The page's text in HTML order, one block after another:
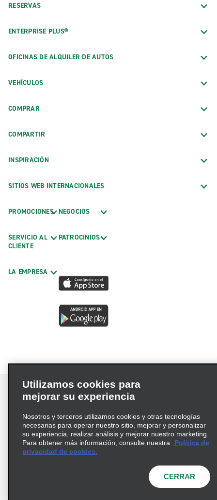
RESERVAS
ENTERPRISE PLUS®
OFICINAS DE ALQUILER DE AUTOS
VEHÍCULOS
COMPRAR
COMPARTIR
INSPIRACIÓN
SITIOS WEB INTERNACIONALES
PROMOCIONES
SERVICIO AL
CLIENTE
LA EMPRESA
NEGOCIOS
PATROCINIOS
Términos de uso
Política de privacidad
Política de cookies
Información de Salud del Consumidor
© 2026 Enterprise Holdings, Inc. Todos los derechos
Utilizamos cookies para
mejorar su experiencia
Nosotros y terceros utilizamos cookies y otras tecnologías
necesarias para operar nuestro sitio, mejorar y personalizar
su experiencia, realizar análisis y mejorar nuestro marketing.
Para obtener más información, consulte nuestra
Política de
privacidad de cookies.
CERRAR